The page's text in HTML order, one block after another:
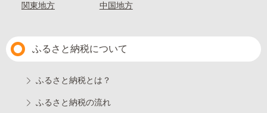
関東地方 中国地方
ふるさと納税について
ふるさと納税とは？
ふるさと納税の流れ